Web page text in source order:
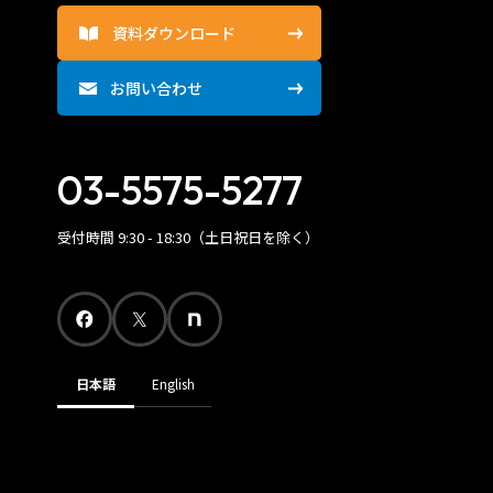
資料ダウンロード
お問い合わせ
03-5575-5277
受付時間 9:30 - 18:30（土日祝日を除く）
日本語 English